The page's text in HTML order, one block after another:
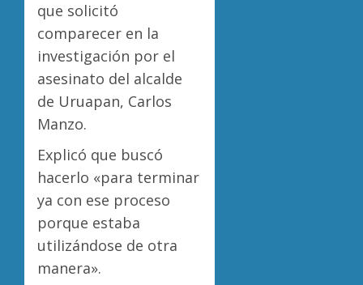
que solicitó
comparecer en la
investigación por el
asesinato del alcalde
de Uruapan, Carlos
Manzo.
Explicó que buscó
hacerlo «para terminar
ya con ese proceso
porque estaba
utilizándose de otra
manera».